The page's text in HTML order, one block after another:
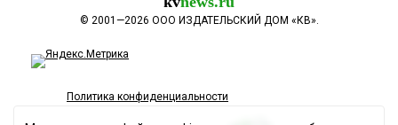
© 2001—2026 ООО ИЗДАТЕЛЬСКИЙ ДОМ «КВ».
Политика конфиденциальности